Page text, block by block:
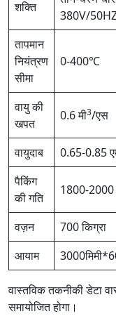
शक्ति
380V/
तापमान
नियंत्रण
सीमा
0-400℃
वायु की
खपत
0.6 मी3/एस
वायुदाब 0.65-0.85
पैकिंग
की गति
1800-
वज़न 700 किग्रा
आयाम
वास्तविक तकनीकी डेटा
समायोजित होगा।